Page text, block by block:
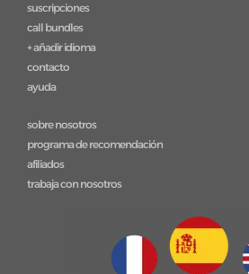
suscripciones
call bundles
+ añadir idioma
contacto
ayuda
sobre nosotros
programa de recomendación
afiliados
trabaja con nosotros